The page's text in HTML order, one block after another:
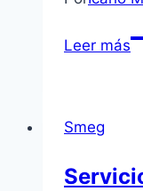
Leer más
Smeg